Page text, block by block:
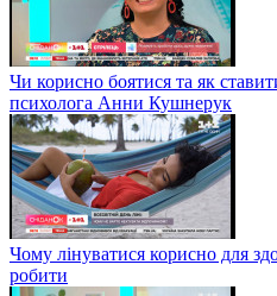
Чи корисно боятися та як
психолога Анни Кушнерук
Чому лінуватися корисно для
робити